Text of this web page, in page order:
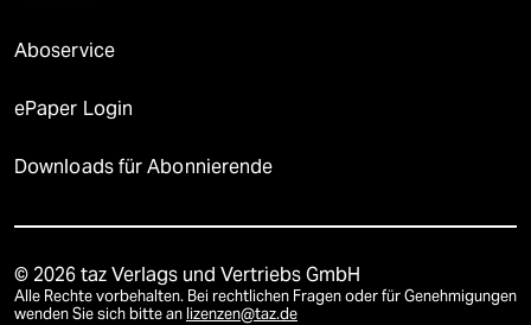
Aboservice
ePaper Login
Downloads für Abonnierende
© 2026 taz Verlags und Vertriebs GmbH
Alle Rechte vorbehalten. Bei rechtlichen Fragen oder für Genehmigungen
wenden Sie sich bitte an lizenzen@taz.de